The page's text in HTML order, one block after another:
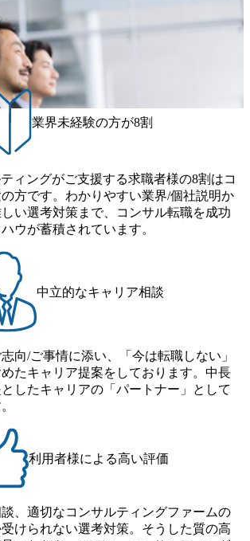
業界未経験の方が8割
ィングがご支援する求職者様の8割はコ
方です。わかりやすい業界/個社説明か
い選考対策まで、コンサル転職を成功
ウが蓄積されています。
中立的なキャリア相談
向/ご事情に添い、「今は転職しない」
たキャリア提案をしております。中長
したキャリアの「パートナー」として
利用者様による高い評価
、適切なコンサルティングファームの
けられない選考対策。そうした質の高